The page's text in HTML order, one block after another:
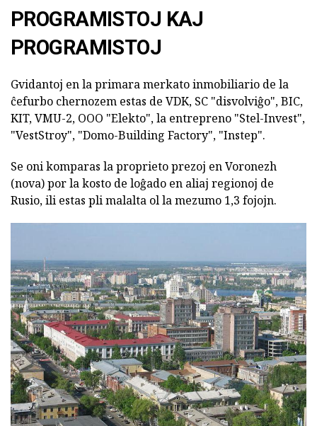
PROGRAMISTOJ KAJ
PROGRAMISTOJ
Gvidantoj en la primara merkato inmobiliario de la
ĉefurbo chernozem estas de VDK, SC "disvolviĝo", BIC,
KIT, VMU-2, OOO "Elekto", la entrepreno "Stel-Invest",
"VestStroy", "Domo-Building Factory", "Instep".
Se oni komparas la proprieto prezoj en Voronezh
(nova) por la kosto de loĝado en aliaj regionoj de
Rusio, ili estas pli malalta ol la mezumo 1,3 fojojn.